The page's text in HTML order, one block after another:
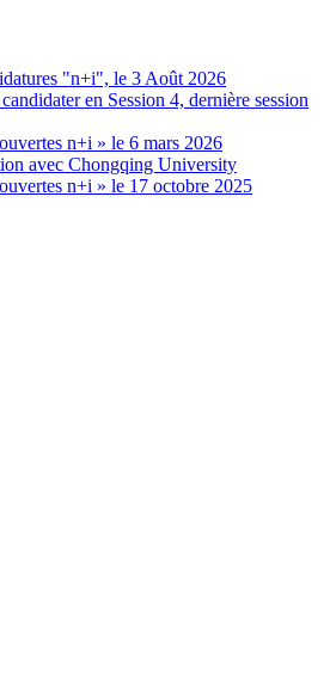
"n+i", le 3 Août 2026
en Session 4, dernière session
n+i » le 6 mars 2026
avec Chongqing University
n+i » le 17 octobre 2025